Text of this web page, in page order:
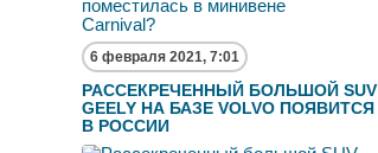
6 февраля 2021, 7:01
РАССЕКРЕЧЕННЫЙ БОЛЬШОЙ SUV
GEELY НА БАЗЕ VOLVO ПОЯВИТСЯ
В РОССИИ